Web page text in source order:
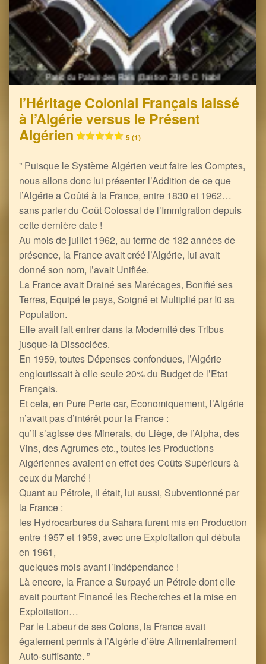
l’Héritage Colonial Français laissé
à l’Algérie versus le Présent
Algérien
5 (1)
” Puisque le Système Algérien veut faire les Comptes,
nous allons donc lui présenter l’Addition de ce que
l’Algérie a Coûté à la France, entre 1830 et 1962…
sans parler du Coût Colossal de l’Immigration depuis
cette dernière date !
Au mois de juillet 1962, au terme de 132 années de
présence, la France avait créé l’Algérie, lui avait
donné son nom, l’avait Unifiée.
La France avait Drainé ses Marécages, Bonifié ses
Terres, Equipé le pays, Soigné et Multiplié par I0 sa
Population.
Elle avait fait entrer dans la Modernité des Tribus
jusque-là Dissociées.
En 1959, toutes Dépenses confondues, l’Algérie
engloutissait à elle seule 20% du Budget de l’Etat
Français.
Et cela, en Pure Perte car, Economiquement, l’Algérie
n’avait pas d’intérêt pour la France :
qu’il s’agisse des Minerais, du Liège, de l’Alpha, des
Vins, des Agrumes etc., toutes les Productions
Algériennes avaient en effet des Coûts Supérieurs à
ceux du Marché !
Quant au Pétrole, il était, lui aussi, Subventionné par
la France :
les Hydrocarbures du Sahara furent mis en Production
entre 1957 et 1959, avec une Exploitation qui débuta
en 1961,
quelques mois avant l’Indépendance !
Là encore, la France a Surpayé un Pétrole dont elle
avait pourtant Financé les Recherches et la mise en
Exploitation…
Par le Labeur de ses Colons, la France avait
également permis à l’Algérie d’être Alimentairement
Auto-suffisante. ”